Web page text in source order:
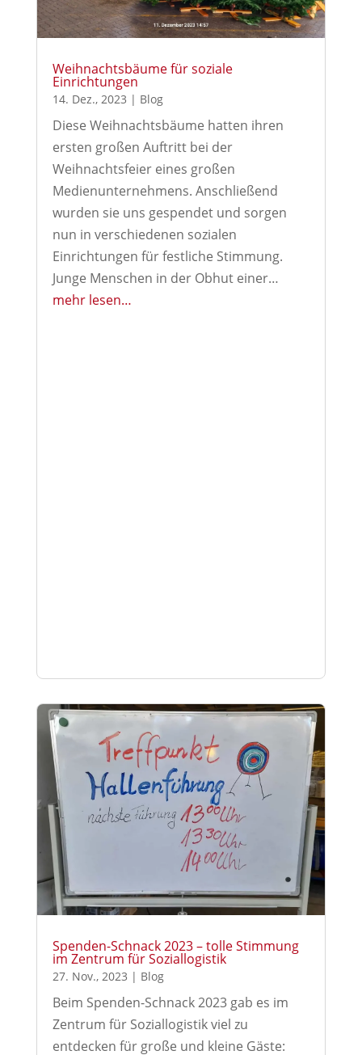
Weihnachtsbäume für soziale
Einrichtungen
14. Dez., 2023 | Blog
Diese Weihnachtsbäume hatten ihren
ersten großen Auftritt bei der
Weihnachtsfeier eines großen
Medienunternehmens. Anschließend
wurden sie uns gespendet und sorgen
nun in verschiedenen sozialen
Einrichtungen für festliche Stimmung.
Junge Menschen in der Obhut einer…
mehr lesen…
Spenden-Schnack 2023 – tolle Stimmung
im Zentrum für Soziallogistik
27. Nov., 2023 | Blog
Beim Spenden-Schnack 2023 gab es im
Zentrum für Soziallogistik viel zu
entdecken für große und kleine Gäste: